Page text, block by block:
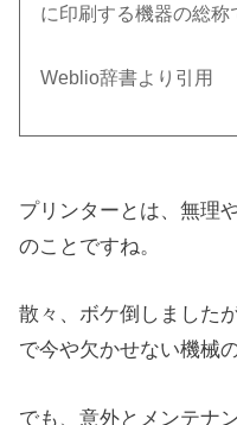
に印刷する機器の総称
Weblio辞書より引用
プリンターとは、無理
のことですね。
散々、ボケ倒しました
で今や欠かせない機械
でも、意外とメンテナ